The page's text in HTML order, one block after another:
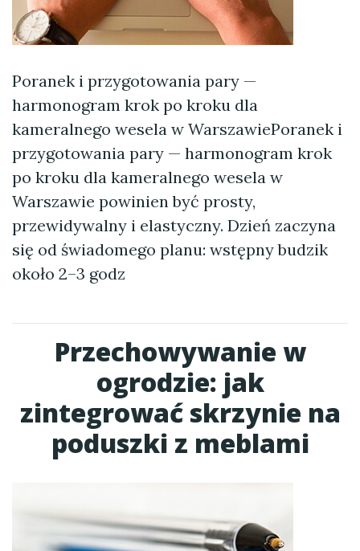
Poranek i przygotowania pary —
harmonogram krok po kroku dla
kameralnego wesela w WarszawiePoranek i
przygotowania pary — harmonogram krok
po kroku dla kameralnego wesela w
Warszawie powinien być prosty,
przewidywalny i elastyczny. Dzień zaczyna
się od świadomego planu: wstępny budzik
około 2–3 godz
Przechowywanie w
ogrodzie: jak
zintegrować skrzynie na
poduszki z meblami